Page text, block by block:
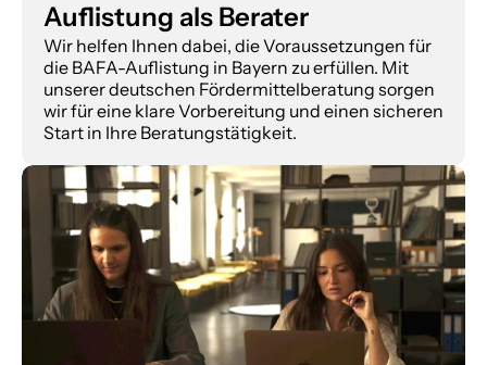
Auflistung als Berater
Wir helfen Ihnen dabei, die Voraussetzungen für
die BAFA-Auflistung in Bayern zu erfüllen. Mit
unserer deutschen Fördermittelberatung sorgen
wir für eine klare Vorbereitung und einen sicheren
Start in Ihre Beratungstätigkeit.